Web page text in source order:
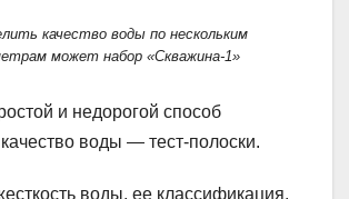
качество воды по нескольким
может набор «Скважина-1»
и недорогой способ
воды — тест-полоски.